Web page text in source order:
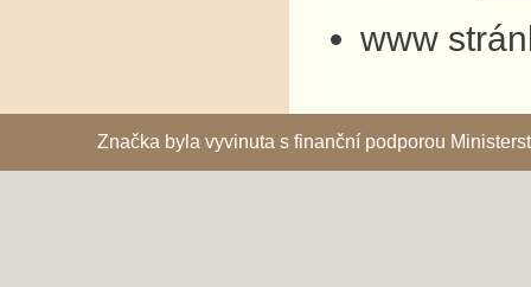
www
Značka byla vyvinuta s finanční podporou